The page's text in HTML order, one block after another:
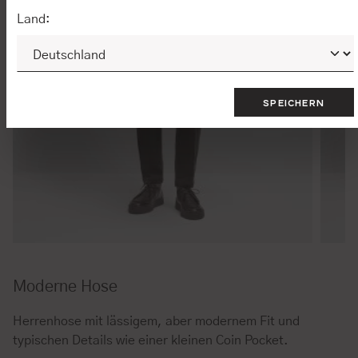
Moderne Hose
Herrenhose mit lässigem, aber modernem Fit und
typischen Details wie einer kleinen Coin Pocket.
Land:
SPEICHERN